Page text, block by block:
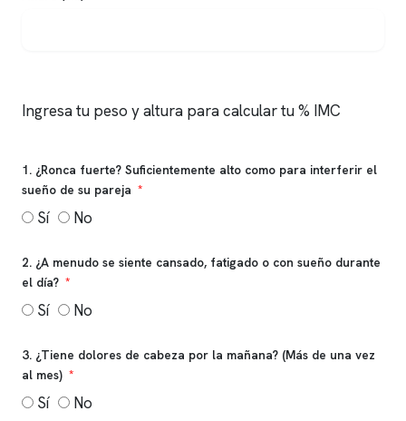
Ingresa tu peso y altura para calcular tu % IMC
1. ¿Ronca fuerte? Suficientemente alto como para interferir el
sueño de su pareja
Sí No
2. ¿A menudo se siente cansado, fatigado o con sueño durante
el día?
Sí No
3. ¿Tiene dolores de cabeza por la mañana? (Más de una vez
al mes)
Sí No